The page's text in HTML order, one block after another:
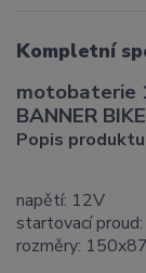
Kompletní
motobaterie
BANNER
Popis
napětí: 12V
startovací
rozměry: